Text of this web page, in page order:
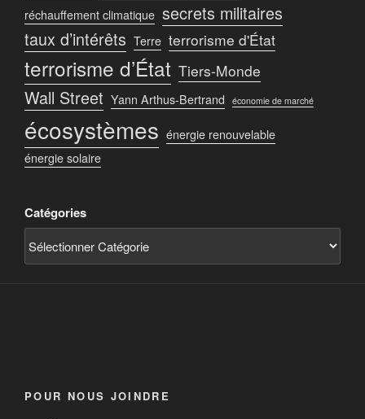
réchauffement climatique secrets militaires
taux d’intérêts Terre terrorisme d'État
terrorisme d’État Tiers-Monde
Wall Street Yann Arthus-Bertrand économie de marché
écosystèmes énergie renouvelable
énergie solaire
Catégories
POUR NOUS JOINDRE